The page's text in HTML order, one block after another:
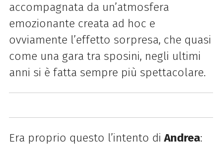
accompagnata da un’atmosfera
emozionante creata ad hoc e
ovviamente l’effetto sorpresa, che quasi
come una gara tra sposini, negli ultimi
anni si è fatta sempre più spettacolare.
Era proprio questo l’intento diAndrea: